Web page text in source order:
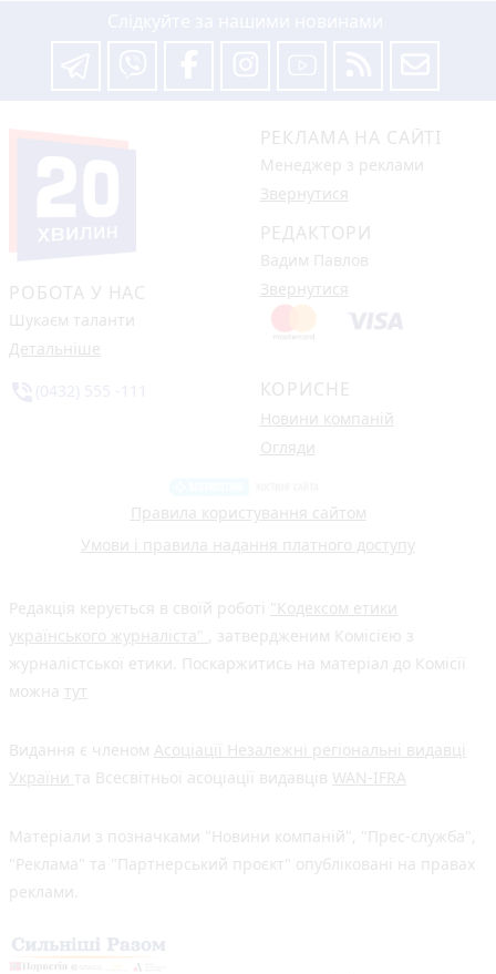
РОБОТА У НАС
Шукаєм таланти
Детальніше
РЕКЛАМА НА САЙТІ
Менеджер з реклами
Звернутися
РЕДАКТОРИ
Вадим Павлов
Звернутися
КОРИСНЕ
Новини компаній
Огляди
Правила користування сайтом
Умови і правила надання платного доступу
Редакція керується в своїй роботі "Кодексом етики
українського журналіста" , затвердженим Комісією з
журналістської етики. Поскаржитись на матеріал до Комісії
можна тут
Видання є членом Асоціації Незалежні регіональні видавці
України та Всесвітньої асоціації видавців WAN-IFRA
Матеріали з позначками "Новини компаній", "Прес-служба",
"Реклама" та "Партнерський проєкт" опубліковані на правах
реклами.